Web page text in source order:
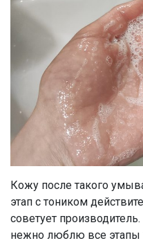
Кожу после такого
этап с тоником
советует
нежно люблю все этапы